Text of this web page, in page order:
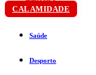
CALAMIDADE
Saúde
Desporto